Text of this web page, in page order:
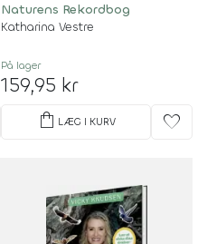
Naturens Rekordbog
Katharina Vestre
På lager
159,95 kr
shopping_bag LÆG I KURV favorite